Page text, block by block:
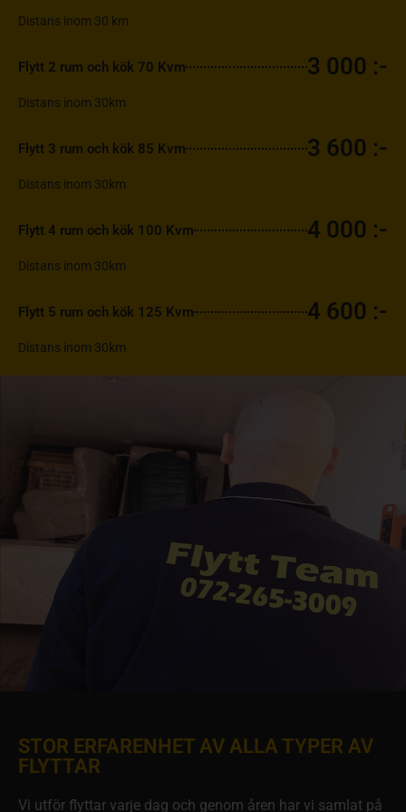
Distans inom 30 km
Flytt 2 rum och kök 70 Kvm 3 000 :-
Distans inom 30km
Flytt 3 rum och kök 85 Kvm 3 600 :-
Distans inom 30km
Flytt 4 rum och kök 100 Kvm 4 000 :-
Distans inom 30km
Flytt 5 rum och kök 125 Kvm 4 600 :-
Distans inom 30km
STOR ERFARENHET AV ALLA TYPER AV
FLYTTAR
Vi utför flyttar varje dag och genom åren har vi samlat på